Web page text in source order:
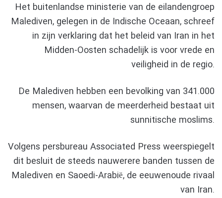
Het buitenlandse ministerie van de eilandengroep
Malediven, gelegen in de Indische Oceaan, schreef
in zijn verklaring dat het beleid van Iran in het
Midden-Oosten schadelijk is voor vrede en
veiligheid in de regio.
De Malediven hebben een bevolking van 341.000
mensen, waarvan de meerderheid bestaat uit
sunnitische moslims.
Volgens persbureau Associated Press weerspiegelt
dit besluit de steeds nauwerere banden tussen de
Malediven en Saoedi-Arabië, de eeuwenoude rivaal
van Iran.